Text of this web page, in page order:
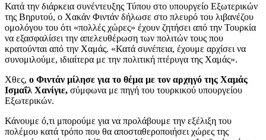
Κατά την διάρκεια συνέντευξης Τύπου στο υπουργείο Εξωτερικών
της Βηρυτού, ο Χακάν Φιντάν δήλωσε στο πλευρό του λιβανέζου
ομολόγου του ότι «πολλές χώρες» έχουν ζητήσει από την Τουρκία
να εξασφαλίσει την απελευθέρωση των πολιτών τους που
κρατούνται από την Χαμάς. «Κατά συνέπεια, έχουμε αρχίσει να
συνομιλούμε, ιδιαίτερα με την πολιτική πτέρυγα της Χαμάς».
Χθες, ο Φιντάν μίλησε για το θέμα με τον αρχηγό της Χαμάς
Ισμαΐλ Χανίγιε, σύμφωνα με πηγή του τουρκικού υπουργείου
Εξωτερικών.
Κάνουμε ό,τι μπορούμε για να προλάβουμε την εξέλιξη του
πολέμου κατά τρόπο που θα αποσταθεροποιήσει χώρες της